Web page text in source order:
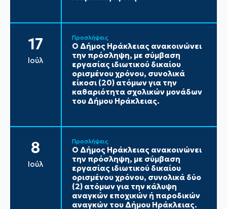
17
Ιούλ
Προσλήψεις
Ο Δήμος Ηράκλειας ανακοινώνει
την πρόσληψη, με σύμβαση
εργασίας ιδιωτικού δικαίου
ορισμένου χρόνου, συνολικά
είκοσι (20) ατόμων για την
καθαριότητα σχολικών μονάδων
του Δήμου Ηράκλειας.
8
Ιούλ
Προσλήψεις
Ο Δήμος Ηράκλειας ανακοινώνει
την πρόσληψη, με σύμβαση
εργασίας ιδιωτικού δικαίου
ορισμένου χρόνου, συνολικά δύο
(2) ατόμων για την κάλυψη
αναγκών εποχικών ή παροδικών
αναγκών του Δήμου Ηράκλειας.